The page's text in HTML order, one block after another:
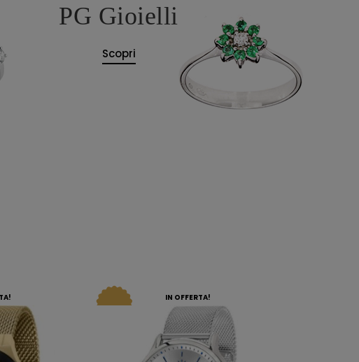
PG Gioielli
Scopri
IN OFFERTA!